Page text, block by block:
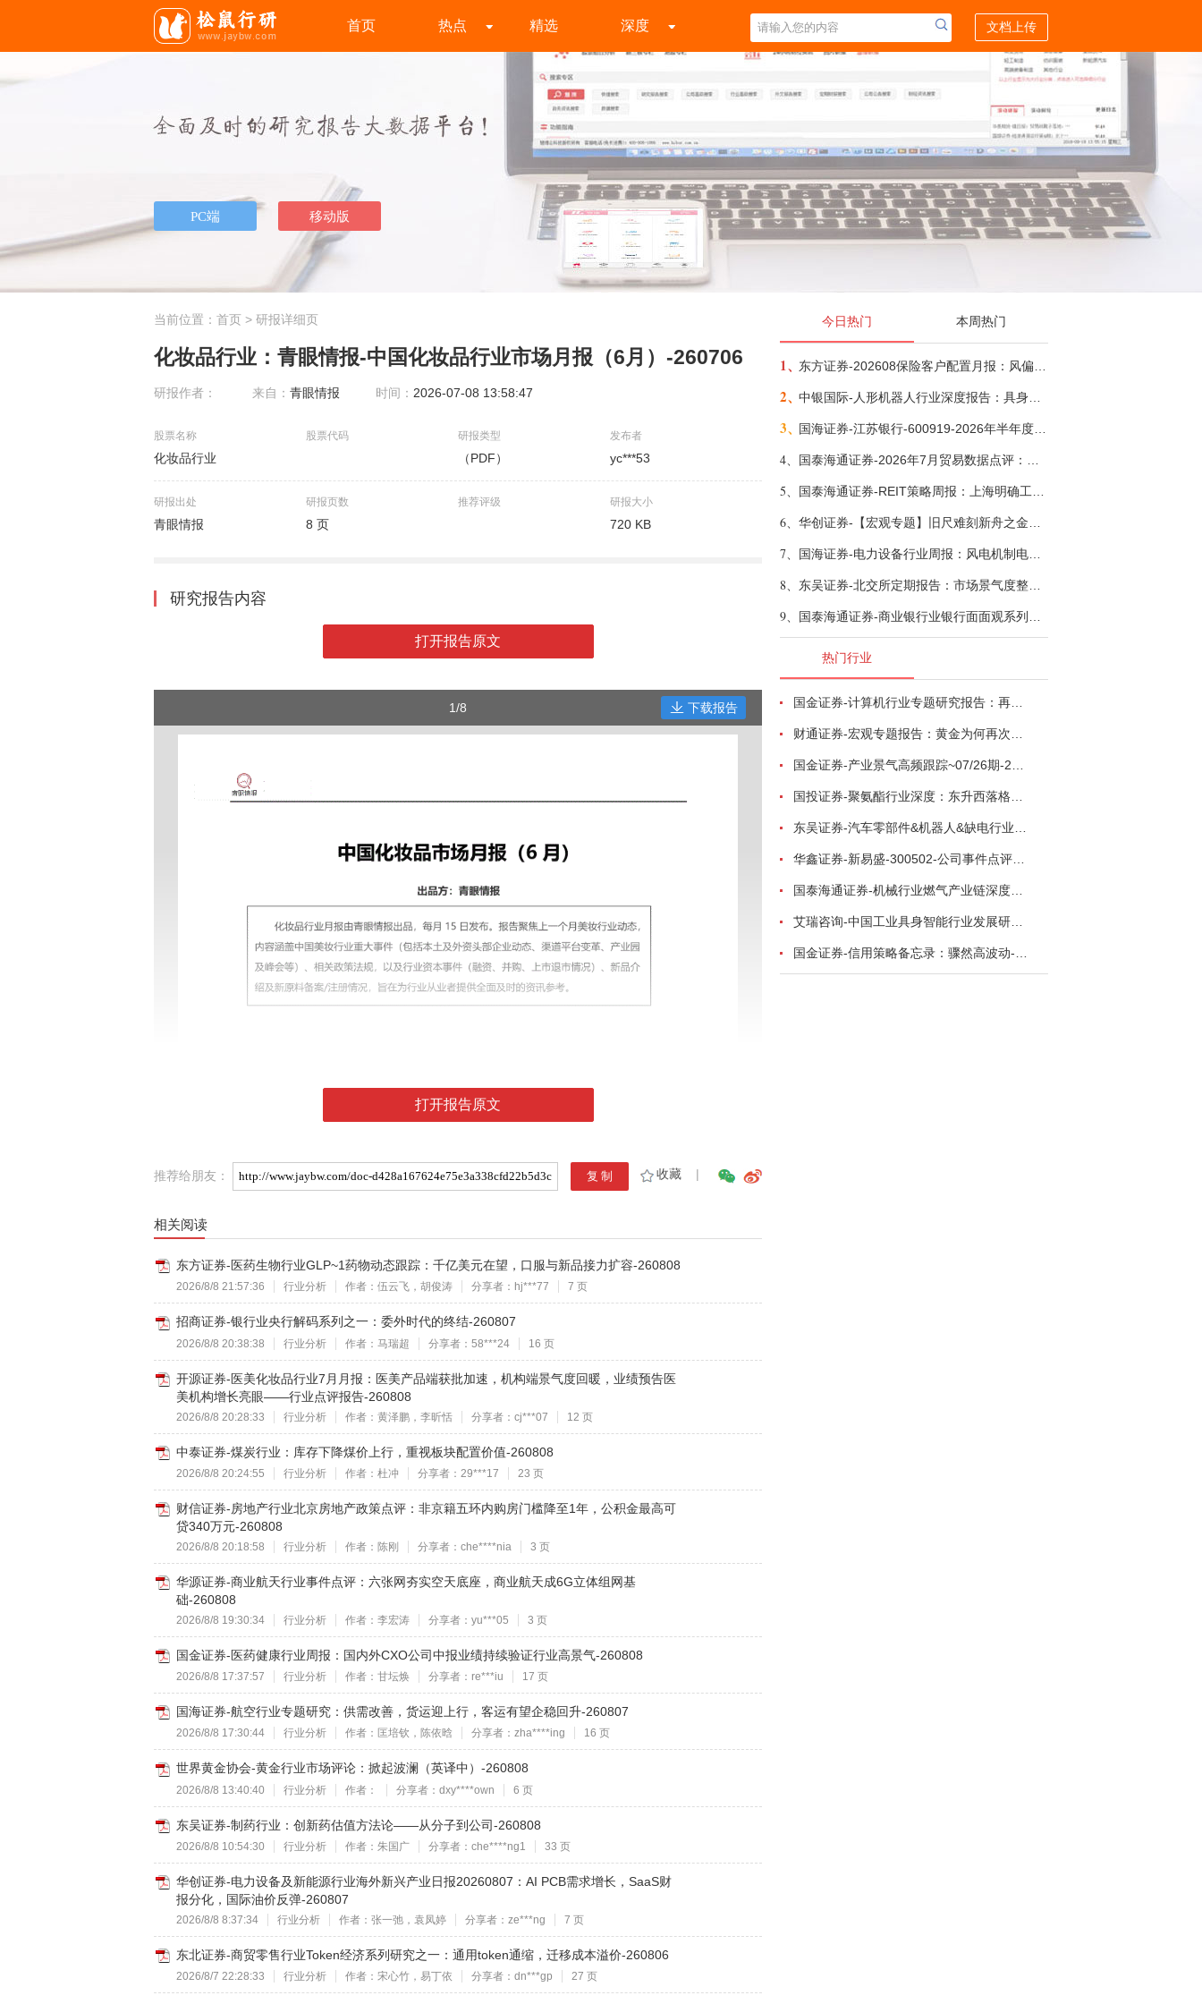
首页 热点 精选 深度 文档上传
当前位置： 首页 > 研报详细页
化妆品行业：青眼情报-中国化妆品行业市场月报（6月）-260706
研报作者： 来自： 青眼情报 时间： 2026-07-08 13:58:47
股票名称
化妆品行业
股票代码 研报类型
（PDF）
发布者
yc***53
研报出处
青眼情报
研报页数
8 页
推荐评级 研报大小
720 KB
研究报告内容
打开报告原文
1/8 下载报告
打开报告原文
推荐给朋友： 收藏 |
相关阅读
东方证券-医药生物行业GLP~1药物动态跟踪：千亿美元在望，口服与新品接力扩容-260808
2026/8/8 21:57:36 行业分析 作者：伍云飞，胡俊涛 分享者：hj***77 7 页
招商证券-银行业央行解码系列之一：委外时代的终结-260807
2026/8/8 20:38:38 行业分析 作者：马瑞超 分享者：58***24 16 页
开源证券-医美化妆品行业7月月报：医美产品端获批加速，机构端景气度回暖，业绩预告医
美机构增长亮眼——行业点评报告-260808
2026/8/8 20:28:33 行业分析 作者：黄泽鹏，李昕恬 分享者：cj***07 12 页
中泰证券-煤炭行业：库存下降煤价上行，重视板块配置价值-260808
2026/8/8 20:24:55 行业分析 作者：杜冲 分享者：29***17 23 页
财信证券-房地产行业北京房地产政策点评：非京籍五环内购房门槛降至1年，公积金最高可
贷340万元-260808
2026/8/8 20:18:58 行业分析 作者：陈刚 分享者：che****nia 3 页
华源证券-商业航天行业事件点评：六张网夯实空天底座，商业航天成6G立体组网基
础-260808
2026/8/8 19:30:34 行业分析 作者：李宏涛 分享者：yu***05 3 页
国金证券-医药健康行业周报：国内外CXO公司中报业绩持续验证行业高景气-260808
2026/8/8 17:37:57 行业分析 作者：甘坛焕 分享者：re***iu 17 页
国海证券-航空行业专题研究：供需改善，货运迎上行，客运有望企稳回升-260807
2026/8/8 17:30:44 行业分析 作者：匡培钦，陈依晗 分享者：zha****ing 16 页
世界黄金协会-黄金行业市场评论：掀起波澜（英译中）-260808
2026/8/8 13:40:40 行业分析 作者： 分享者：dxy****own 6 页
东吴证券-制药行业：创新药估值方法论——从分子到公司-260808
2026/8/8 10:54:30 行业分析 作者：朱国广 分享者：che****ng1 33 页
华创证券-电力设备及新能源行业海外新兴产业日报20260807：AI PCB需求增长，SaaS财
报分化，国际油价反弹-260807
2026/8/8 8:37:34 行业分析 作者：张一弛，袁凤婷 分享者：ze***ng 7 页
东北证券-商贸零售行业Token经济系列研究之一：通用token通缩，迁移成本溢价-260806
2026/8/7 22:28:33 行业分析 作者：宋心竹，易丁依 分享者：dn***gp 27 页
今日热门 本周热门
1、
2、
3、
4、
5、
6、
7、
8、
9、
热门行业